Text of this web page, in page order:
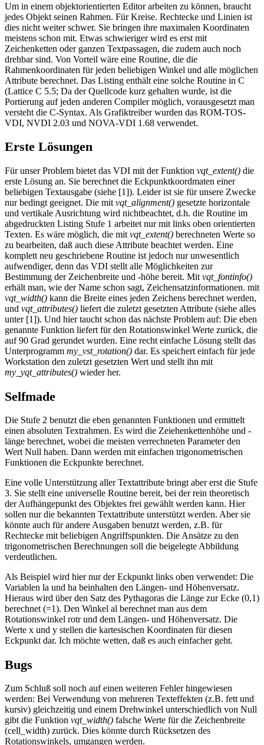
Um in einem objektorientierten Editor arbeiten zu können, braucht
jedes Objekt seinen Rahmen. Für Kreise. Rechtecke und Linien ist
dies nicht weiter schwer. Sie bringen ihre maximalen Koordinaten
meistens schon mit. Etwas schwieriger wird es erst mit
Zeichenketten oder ganzen Textpassagen, die zudem auch noch
drehbar sind. Von Vorteil wäre eine Routine, die die
Rahmenkoordinaten für jeden beliebigen Winkel und alle möglichen
Attribute berechnet. Das Listing enthält eine solche Routine in C
(Lattice C 5.5; Da der Quellcode kurz gehalten wurde, ist die
Portierung auf jeden anderen Compiler möglich, vorausgesetzt man
versteht die C-Syntax. Als Grafiktreiber wurden das ROM-TOS-
VDI, NVDI 2.03 und NOVA-VDI 1.68 verwendet.
Erste Lösungen
Für unser Problem bietet das VDI mit der Funktion vqt_extent() die
erste Lösung an. Sie berechnet die Eckpunktkoordmaten einer
beliebigen Textausgabe (siehe [1]). Leider ist sie für unsere Zwecke
nur bedingt geeignet. Die mit vqt_alignment() gesetzte horizontale
und vertikale Ausrichtung wird nichtbeachtet, d.h. die Routine im
abgedruckten Listing Stufe 1 arbeitet nur mit links oben orientierten
Texten. Es wäre möglich, die mit vqt_extent() berechneten Werte so
zu bearbeiten, daß auch diese Attribute beachtet werden. Eine
komplett neu geschriebene Routine ist jedoch nur unwesentlich
aufwendiger, denn das VDI stellt alle Möglichkeiten zur
Bestimmung der Zeichenbreite und -höhe bereit. Mit vqt_fontinfo()
erhält man, wie der Name schon sagt, Zeichensatzinformationen. mit
vqt_width() kann die Breite eines jeden Zeichens berechnet werden,
und vqt_attributes() liefert die zuletzt gesetzten Attribute (siehe alles
unter [1]). Und hier taucht schon das nächste Problem auf: Die eben
genannte Funktion liefert für den Rotationswinkel Werte zurück, die
auf 90 Grad gerundet wurden. Eine recht einfache Lösung stellt das
Unterprogramm my_vst_rotation() dar. Es speichert einfach für jede
Workstation den zuletzt gesetzten Wert und stellt ihn mit
my_yqt_attributes() wieder her.
Selfmade
Die Stufe 2 benutzt die eben genannten Funktionen und ermittelt
einen absoluten Textrahmen. Es wird die Zeiehenkettenhöhe und -
länge berechnet, wobei die meisten verrechneten Parameter den
Wert Null haben. Dann werden mit einfachen trigonometrischen
Funktionen die Eckpunkte berechnet.
Eine volle Unterstützung aller Textattribute bringt aber erst die Stufe
3. Sie stellt eine universelle Routine bereit, bei der rein theoretisch
der Aufhängepunkt des Objektes frei gewählt werden kann. Hier
sollen nur die bekannten Textattribute unterstützt werden. Aber sie
könnte auch für andere Ausgaben benutzt werden, z.B. für
Rechtecke mit beliebigen Angriffspunkten. Die Ansätze zu den
trigonometrischen Berechnungen soll die beigelegte Abbildung
verdeutlichen.
Als Beispiel wird hier nur der Eckpunkt links oben verwendet: Die
Variablen la und ha beinhalten den Längen- und Höhenversatz.
Hieraus wird über den Satz des Pythagoras die Länge zur Ecke (0,1)
berechnet (=1). Den Winkel al berechnet man aus dem
Rotationswinkel rotr und dem Längen- und Höhenversatz. Die
Werte x und y stellen die kartesischen Koordinaten für diesen
Eckpunkt dar. Ich möchte wetten, daß es auch einfacher geht.
Bugs
Zum Schluß soll noch auf einen weiteren Fehler hingewiesen
werden: Bei Verwendung von mehreren Texteffekten (z.B. fett und
kursiv) gleichzeitig und einem Drehwinkel unterschiedlich von Null
gibt die Funktion vqt_width() falsche Werte für die Zeichenbreite
(cell_width) zurück. Dies könnte durch Rücksetzen des
Rotationswinkels, umgangen werden.